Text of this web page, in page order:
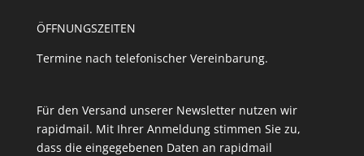
ÖFFNUNGSZEITEN
Termine nach telefonischer Vereinbarung.
Für den Versand unserer Newsletter nutzen wir
rapidmail. Mit Ihrer Anmeldung stimmen Sie zu,
dass die eingegebenen Daten an rapidmail